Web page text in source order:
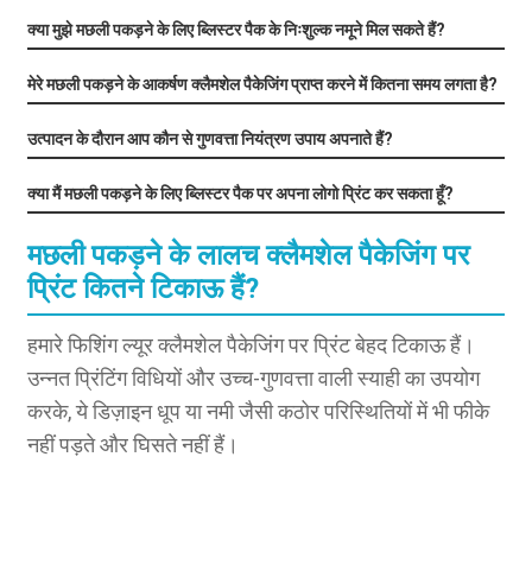
क्या मुझे मछली पकड़ने के लिए ब्लिस्टर पैक के निःशुल्क नमूने मिल सकते हैं?
मेरे मछली पकड़ने के आकर्षण क्लैमशेल पैकेजिंग प्राप्त करने में कितना समय लगता है?
उत्पादन के दौरान आप कौन से गुणवत्ता नियंत्रण उपाय अपनाते हैं?
क्या मैं मछली पकड़ने के लिए ब्लिस्टर पैक पर अपना लोगो प्रिंट कर सकता हूँ?
मछली पकड़ने के लालच क्लैमशेल पैकेजिंग पर
प्रिंट कितने टिकाऊ हैं?
हमारे फिशिंग ल्यूर क्लैमशेल पैकेजिंग पर प्रिंट बेहद टिकाऊ हैं।
उन्नत प्रिंटिंग विधियों और उच्च-गुणवत्ता वाली स्याही का उपयोग
करके, ये डिज़ाइन धूप या नमी जैसी कठोर परिस्थितियों में भी फीके
नहीं पड़ते और घिसते नहीं हैं।